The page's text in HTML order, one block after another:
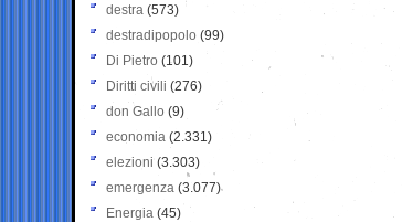
destra (573)
destradipopolo (99)
Di Pietro (101)
Diritti civili (276)
don Gallo (9)
economia (2.331)
elezioni (3.303)
emergenza (3.077)
Energia (45)